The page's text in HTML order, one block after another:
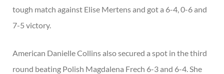
tough match against Elise Mertens and got a 6-4, 0-6 and
7-5 victory.
American Danielle Collins also secured a spot in the third
round beating Polish Magdalena Frech 6-3 and 6-4. She